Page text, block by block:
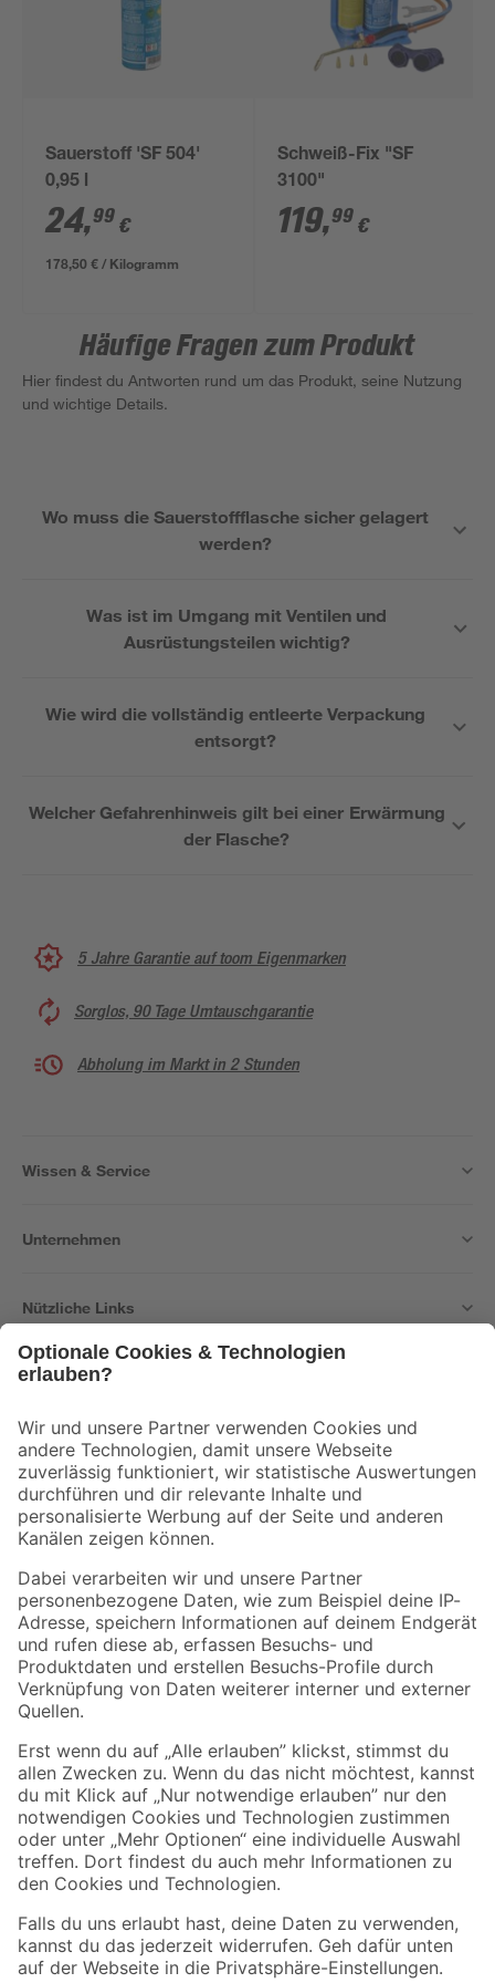
Sauerstoff 'SF 504'
0,95 l
24,99 €
178,50 € / Kilogramm
Schweiß-Fix "SF
3100"
119,99 €
Häufige Fragen zum Produkt
Hier findest du Antworten rund um das Produkt, seine Nutzung
und wichtige Details.
Wo muss die Sauerstoffflasche sicher gelagert
werden?
Was ist im Umgang mit Ventilen und
Ausrüstungsteilen wichtig?
Wie wird die vollständig entleerte Verpackung
entsorgt?
Welcher Gefahrenhinweis gilt bei einer Erwärmung
der Flasche?
5 Jahre Garantie auf toom Eigenmarken
Sorglos, 90 Tage Umtauschgarantie
Abholung im Markt in 2 Stunden
Wissen & Service
Unternehmen
Nützliche Links
Der toom Newsletter: Keine Angebote und Aktionen mehr verpassen!
Zur Newsletter Anmeldung
Folge uns
Zahlungsarten Versandarten
Sicher einkaufen
Jetzt die toom-App herunterladen
Alle Preisangaben in EUR inkl. gesetzl. MwSt.. Die dargestellten Angebote sind unter
Umständen nicht in allen Märkten verfügbar. Die angegebenen Verfügbarkeiten beziehen